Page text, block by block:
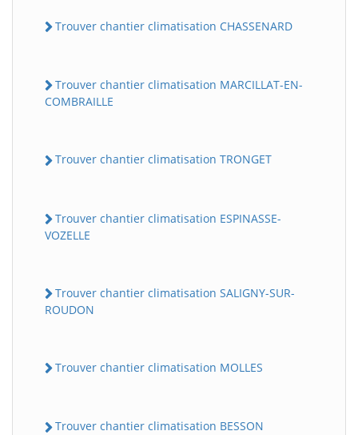
Trouver chantier climatisation CHASSENARD
Trouver chantier climatisation MARCILLAT-EN-
COMBRAILLE
Trouver chantier climatisation TRONGET
Trouver chantier climatisation ESPINASSE-
VOZELLE
Trouver chantier climatisation SALIGNY-SUR-
ROUDON
Trouver chantier climatisation MOLLES
Trouver chantier climatisation BESSON